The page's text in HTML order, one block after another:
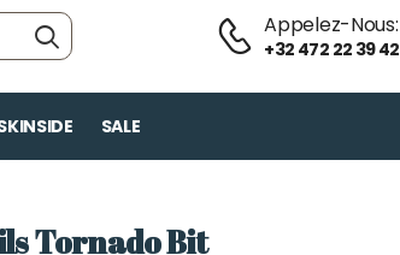
Appelez-Nous:
+32 472 22 39 42
SALE
Tornado Bit